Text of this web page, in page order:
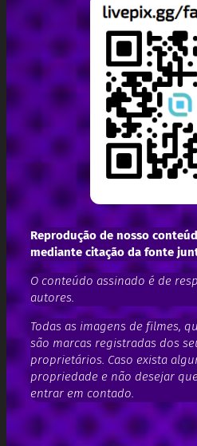
Reprodução de nosso
mediante citação da fonte
O conteúdo assinado é de
autores.
Todas as imagens de filmes,
são marcas registradas dos
proprietários. Caso exista
propriedade e não desejar
entrar em contado.